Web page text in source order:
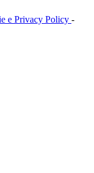
e Privacy Policy -